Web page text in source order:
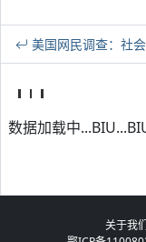
美国网民调查：社
数据加载中
关于我们